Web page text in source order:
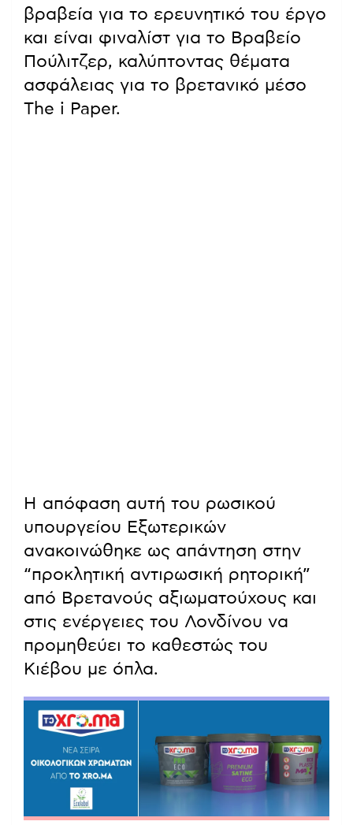
βραβεία για το ερευνητικό του έργο
και είναι φιναλίστ για το Βραβείο
Πούλιτζερ, καλύπτοντας θέματα
ασφάλειας για το βρετανικό μέσο
The i Paper.
Η απόφαση αυτή του ρωσικού
υπουργείου Εξωτερικών
ανακοινώθηκε ως απάντηση στην
“προκλητική αντιρωσική ρητορική”
από Βρετανούς αξιωματούχους και
στις ενέργειες του Λονδίνου να
προμηθεύει το καθεστώς του
Κιέβου με όπλα.